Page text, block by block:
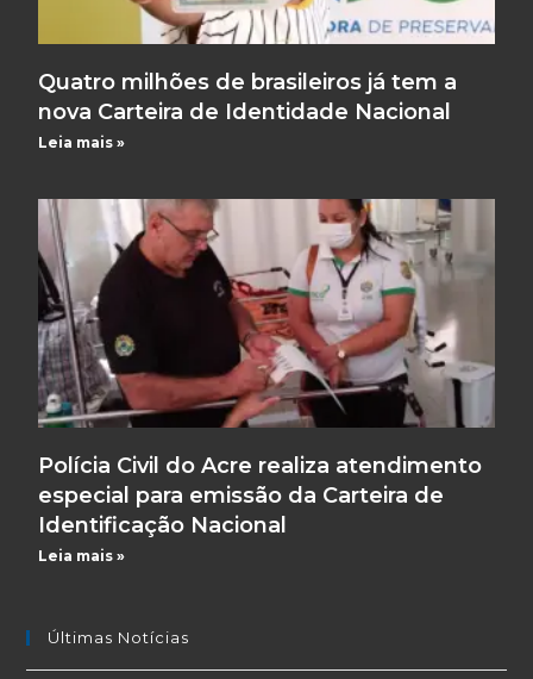
Quatro milhões de brasileiros já tem a
nova Carteira de Identidade Nacional
Leia mais »
Polícia Civil do Acre realiza atendimento
especial para emissão da Carteira de
Identificação Nacional
Leia mais »
Últimas Notícias